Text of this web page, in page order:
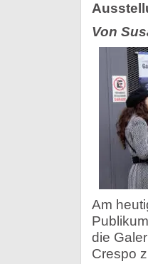
Von
Am
die
Crespo